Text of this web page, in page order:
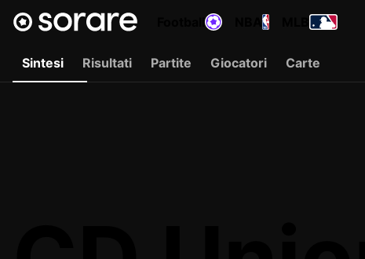
Sintesi Risultati Partite Giocatori Carte